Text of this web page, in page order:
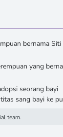
bernama Siti
yang
seorang bayi
sang bayi ke
team.